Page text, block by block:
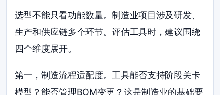
选型不能只看功能数量。制造业项目涉及研发、
生产和供应链多个环节。评估工具时，建议围绕
四个维度展开。
第一，制造流程适配度。工具能否支持阶段关卡
模型？能否管理BOM变更？这是制造业的基础要